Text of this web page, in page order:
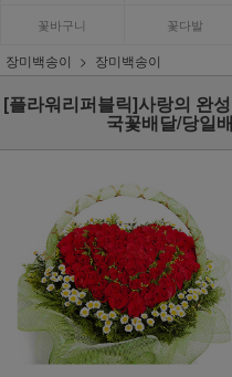
꽃바구니 꽃다발
장미백송이 장미백송이
[플라워리퍼블릭]사랑의 완
국꽃배달/당일